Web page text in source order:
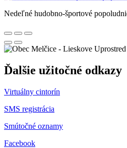
Nedeľné hudobno-športové
Ďalšie užitočné odkazy
Virtuálny cintorín
SMS registrácia
Smútočné oznamy
Facebook